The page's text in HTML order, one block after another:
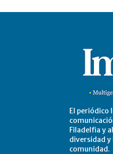
El periódico
Filadelfia y
diversidad y
comunidad.